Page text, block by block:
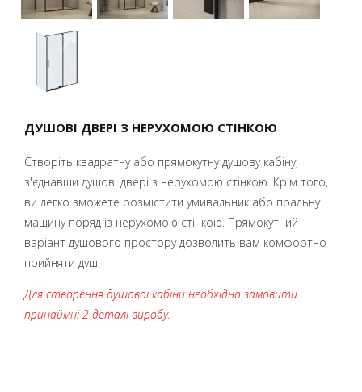
ДУШОВІ ДВЕРІ З НЕРУХОМОЮ СТІНКОЮ
Створіть квадратну або прямокутну душову кабіну,
з'єднавши душові двері з нерухомою стінкою. Крім того,
ви легко зможете розмістити умивальник або пральну
машину поряд із нерухомою стінкою. Прямокутний
варіант душового простору дозволить вам комфортно
прийняти душ.
Для створення душової кабіни необхідно замовити
принаймні 2 деталі виробу.